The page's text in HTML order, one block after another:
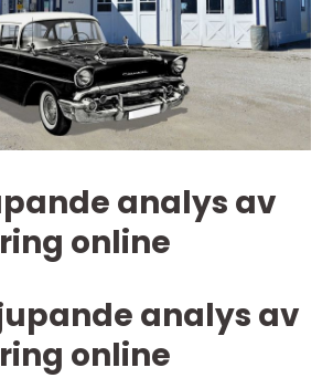
analys av
online
analys av
online